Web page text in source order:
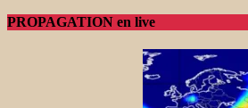
PROPAGATION en live